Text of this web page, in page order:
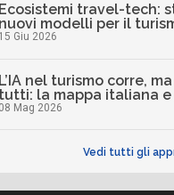
Ecosistemi travel-tech:
nuovi modelli per il
15 Giu 2026
L’IA nel turismo corre,
tutti: la mappa italiana
08 Mag 2026
Vedi tutti gli